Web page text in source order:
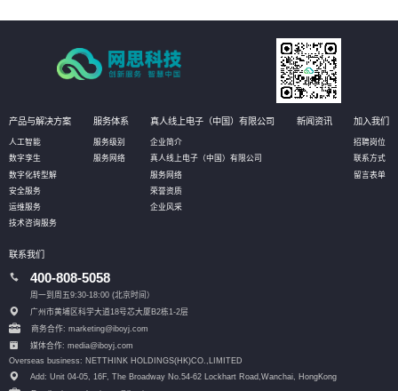
产品与解决方案
人工智能
数字孪生
数字化转型解
安全服务
运维服务
技术咨询服务
服务体系
服务级别
服务网络
真人线上电子（中国）有限公司
企业简介
真人线上电子（中国）有限公司
服务网络
荣誉资质
企业风采
新闻资讯 加入我们
招聘岗位
联系方式
留言表单
联系我们
400-808-5058
周一到周五9:30-18:00 (北京时间）
广州市黄埔区科学大道18号芯大厦B2栋1-2层
商务合作: marketing@iboyj.com
媒体合作: media@iboyj.com
Overseas business: NETTHINK HOLDINGS(HK)CO.,LIMITED
Add: Unit 04-05, 16F, The Broadway No.54-62 Lockhart Road, Wanchai, HongKong